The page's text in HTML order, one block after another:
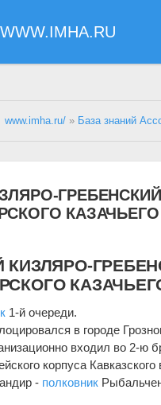
WWW.IMHA.RU
www.imha.ru/ » База знаний
КИЗЛЯРО-
1-й очереди.
в городе
входил во 2-ю
корпуса Кавказского
- полковник